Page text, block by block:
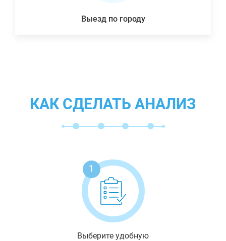
Выезд по городу
КАК СДЕЛАТЬ АНАЛИЗ
1
Выберите удобную